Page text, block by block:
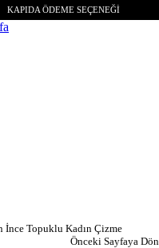
KAPIDA ÖDEME SEÇENEĞİ
Topuklu Kadın Çizme
Önceki Sayfaya Dön